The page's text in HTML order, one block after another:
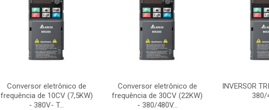
Conversor eletrônico de
frequência de 10CV (7,5KW)
- 380V- T...
Conversor eletrônico de
frequência de 30CV (22KW)
- 380/480V...
INVERSOR
380/